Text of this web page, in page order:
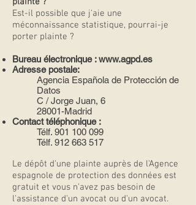
Est-il possible que j'aie une
méconnaissance statistique, pourrai-je
porter plainte ?
Bureau électronique :www.agpd.es
Adresse postale:
Agencia Española de Protección de
Datos
C / Jorge Juan, 6
28001-Madrid
Contact téléphonique :
Télf. 901 100 099
Télf. 912 663 517
Le dépôt d'une plainte auprès de l'Agence
espagnole de protection des données est
gratuit et vous n'avez pas besoin de
l'assistance d'un avocat ou d'un avocat.